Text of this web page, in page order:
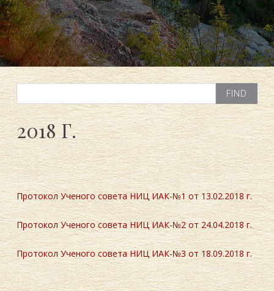
Search
for:
2018 Г.
21.02.2018
Евгений
Протокол Ученого совета НИЦ ИАК-№1 от 13.02.2018 г.
Протокол Ученого совета НИЦ ИАК-№2 от 24.04.2018 г.
Протокол Ученого совета НИЦ ИАК-№3 от 18.09.2018 г.